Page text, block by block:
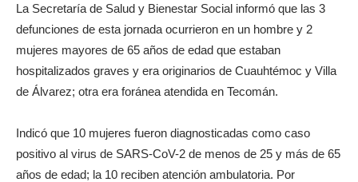
La Secretaría de Salud y Bienestar Social informó que las 3
defunciones de esta jornada ocurrieron en un hombre y 2
mujeres mayores de 65 años de edad que estaban
hospitalizados graves y era originarios de Cuauhtémoc y Villa
de Álvarez; otra era foránea atendida en Tecomán.
Indicó que 10 mujeres fueron diagnosticadas como caso
positivo al virus de SARS-CoV-2 de menos de 25 y más de 65
años de edad; la 10 reciben atención ambulatoria. Por